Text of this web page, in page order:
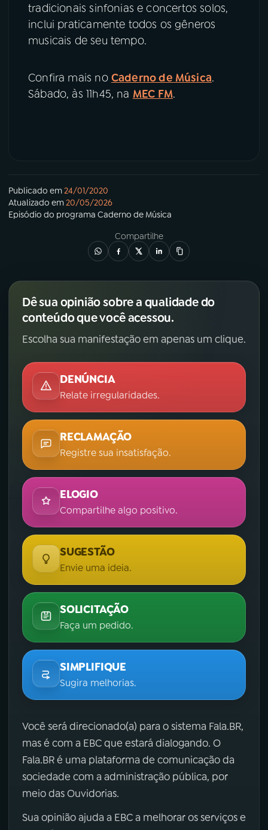
tradicionais sinfonias e concertos solos,
inclui praticamente todos os gêneros
musicais de seu tempo.
Confira mais no Caderno de Música.
Sábado, às 11h45, na MEC FM.
Publicado em24/01/2020
Atualizado em20/05/2026
Episódio do programa Caderno de Música
Compartilhe
Dê sua opinião sobre a qualidade do
conteúdo que você acessou.
Escolha sua manifestação em apenas um clique.
DENÚNCIA
Relate irregularidades.
RECLAMAÇÃO
Registre sua insatisfação.
ELOGIO
Compartilhe algo positivo.
SUGESTÃO
Envie uma ideia.
SOLICITAÇÃO
Faça um pedido.
SIMPLIFIQUE
Sugira melhorias.
Você será direcionado(a) para o sistema Fala.BR,
mas é com a EBC que estará dialogando. O
Fala.BR é uma plataforma de comunicação da
sociedade com a administração pública, por
meio das Ouvidorias.
Sua opinião ajuda a EBC a melhorar os serviços e